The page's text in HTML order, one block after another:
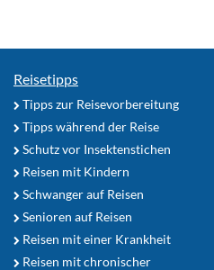
Reisetipps
Tipps zur Reisevorbereitung
Tipps während der Reise
Schutz vor Insektenstichen
Reisen mit Kindern
Schwanger auf Reisen
Senioren auf Reisen
Reisen mit einer Krankheit
Reisen mit chronischer